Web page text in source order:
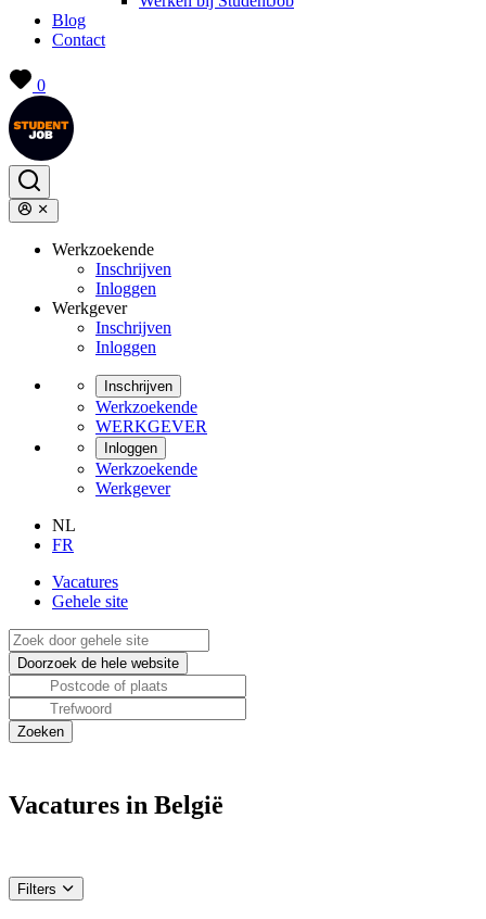
Blog
Contact
0
Werkzoekende
Inschrijven
Inloggen
Werkgever
Inschrijven
Inloggen
Inschrijven
Werkzoekende
WERKGEVER
Inloggen
Werkzoekende
Werkgever
NL
FR
Vacatures
Gehele site
Vacatures in België
Filters